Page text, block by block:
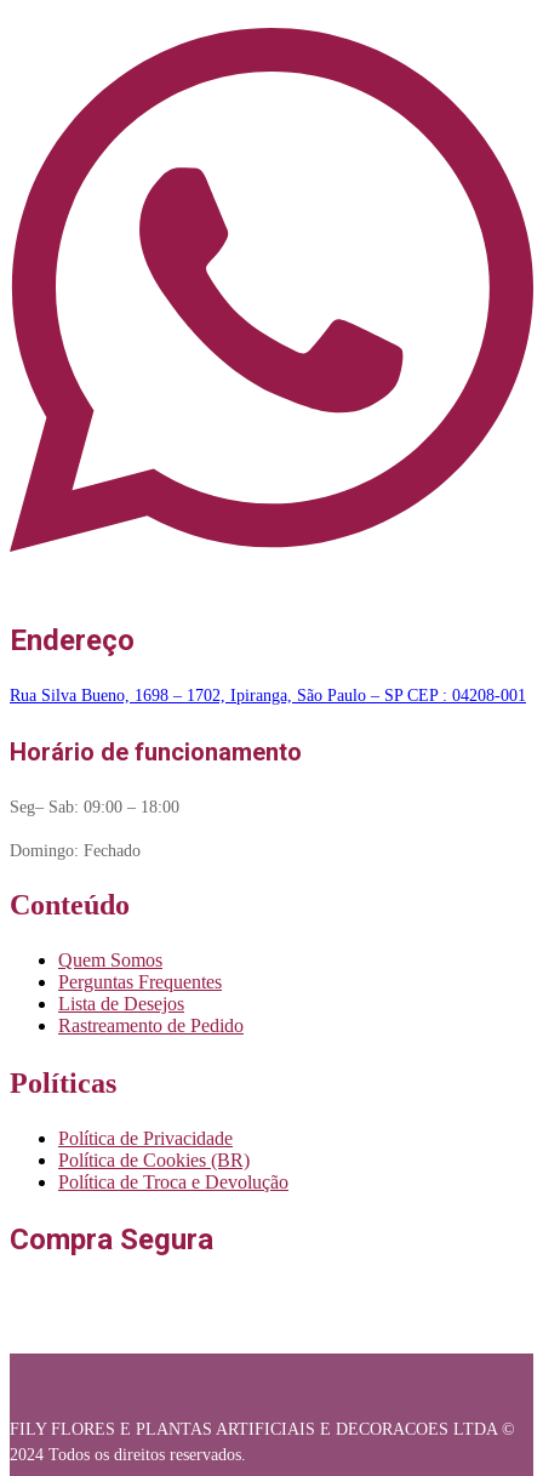
Endereço
Rua Silva Bueno, 1698 – 1702, Ipiranga, São Paulo – SP CEP : 04208-001
Horário de funcionamento
Seg– Sab: 09:00 – 18:00
Domingo: Fechado
Conteúdo
Quem Somos
Perguntas Frequentes
Lista de Desejos
Rastreamento de Pedido
Políticas
Política de Privacidade
Política de Cookies (BR)
Política de Troca e Devolução
Compra Segura
FILY FLORES E PLANTAS ARTIFICIAIS E DECORACOES LTDA ©
2024 Todos os direitos reservados.